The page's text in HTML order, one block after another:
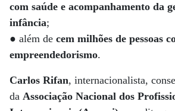
com saúde e acompanhamento da
infância;
● além de cem milhões de pessoas
empreendedorismo.
Carlos Rifan, internacionalista,
da Associação Nacional dos